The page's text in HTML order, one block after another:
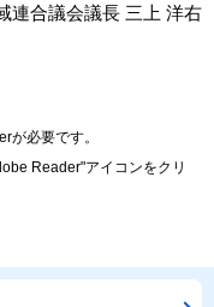
連合議会議長 三上 洋右
が必要です。
Reader"アイコンをクリ